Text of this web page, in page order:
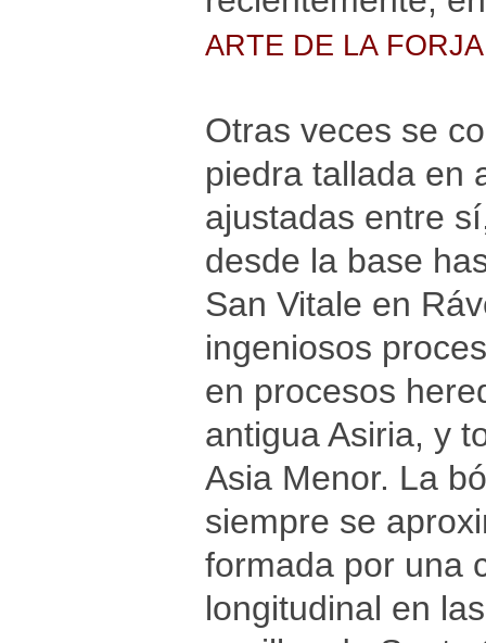
ARTE DE LA
Otras veces se
piedra tallada en
ajustadas entre
desde la base
San Vitale en
ingeniosos
en procesos
antigua Asiria, y
Asia Menor. La
siempre se
formada por una
longitudinal en